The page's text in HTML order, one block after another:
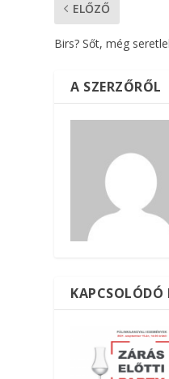
ELŐZŐ
Birs? Sőt, még
A SZERZŐRŐL